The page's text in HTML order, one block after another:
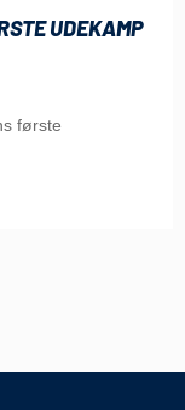
UDEKAMP
første